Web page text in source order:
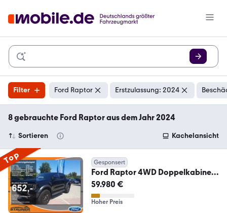
Filter Ford Raptor Erstzulassung: 2024
8 gebrauchte Ford Raptor aus dem Jahr 2024
Sortieren Kachelansicht
Top Gesponsert
Ford Raptor 4WD Doppelkabine
3.0 Ecoboost AHK B&O
59.980 €
Hoher Preis